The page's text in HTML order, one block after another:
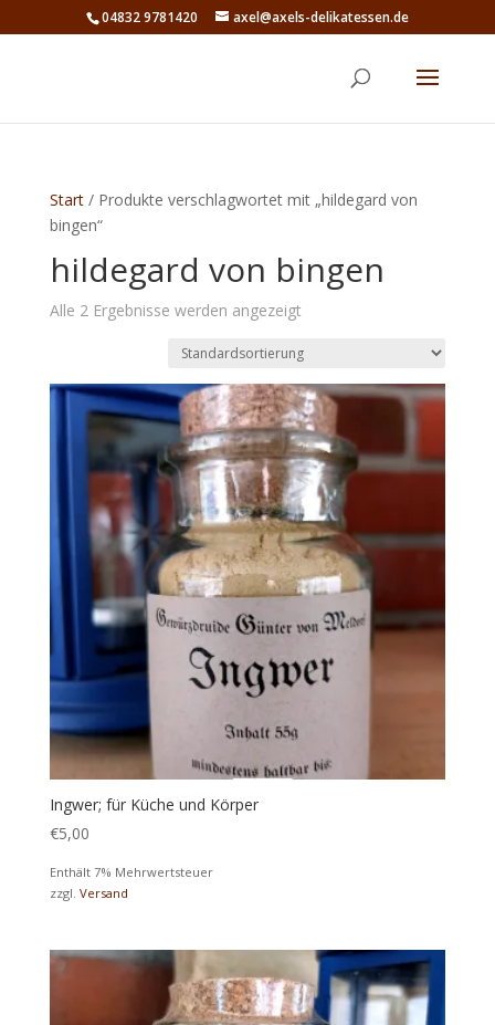
04832 9781420 axel@axels-delikatessen.de
Start/ Produkte verschlagwortet mit „hildegard von
bingen“
hildegard von bingen
Alle 2 Ergebnisse werden angezeigt
Ingwer; für Küche und Körper
€5,00
Enthält 7% Mehrwertsteuer
zzgl. Versand